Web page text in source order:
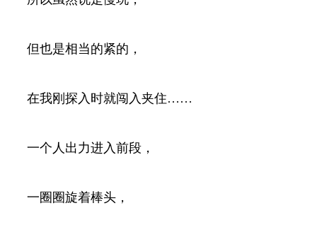
但也是相当的紧的，
在我刚探入时就闯入夹住……
一个人出力进入前段，
一圈圈旋着棒头，